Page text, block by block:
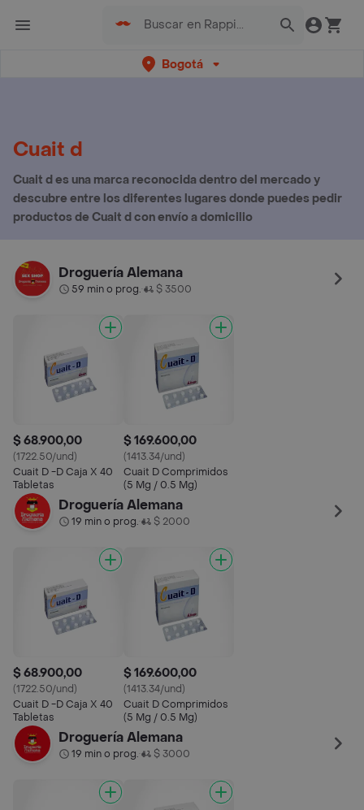
Bogotá
Cuait d
Cuait d es una marca reconocida dentro del mercado y
descubre entre los diferentes lugares donde puedes pedir
productos de Cuait d con envío a domicilio
Droguería Alemana
59 min o prog.• $ 3500
$ 68.900,00
(1722.50/und)
Cuait D -D Caja X 40
Tabletas
$ 169.600,00
(1413.34/und)
Cuait D Comprimidos
(5 Mg / 0.5 Mg)
Droguería Alemana
19 min o prog.• $ 2000
$ 68.900,00
(1722.50/und)
Cuait D -D Caja X 40
Tabletas
$ 169.600,00
(1413.34/und)
Cuait D Comprimidos
(5 Mg / 0.5 Mg)
Droguería Alemana
19 min o prog.• $ 3000